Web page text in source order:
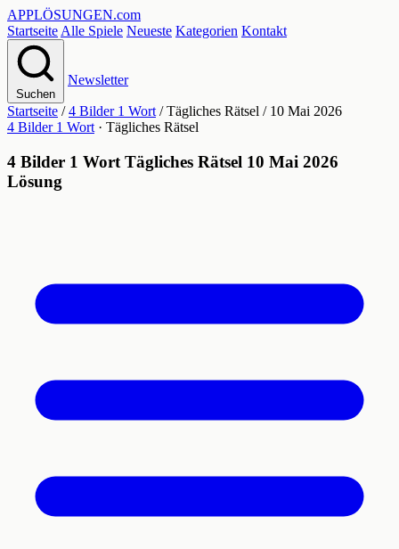
APPLÖSUNGEN.com
Startseite Alle Spiele Neueste Kategorien Kontakt
Suchen
Newsletter
Startseite / 4 Bilder 1 Wort / Tägliches Rätsel / 10 Mai 2026
4 Bilder 1 Wort · Tägliches Rätsel
4 Bilder 1 Wort Tägliches Rätsel 10 Mai 2026
Lösung